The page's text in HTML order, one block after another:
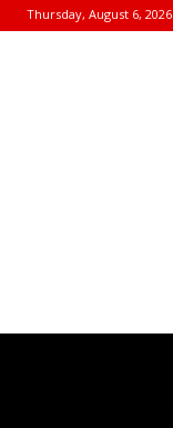
Thursday, August 6, 2026